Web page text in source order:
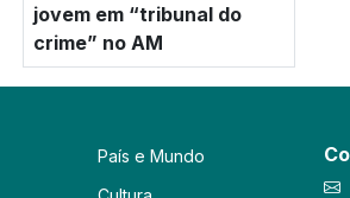
jovem em “tribunal do
crime” no AM
País e Mundo